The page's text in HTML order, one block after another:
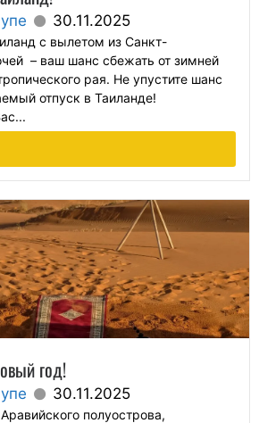
30.11.2025
с вылетом из Санкт-
– ваш шанс сбежать от зимней
рая. Не упустите шанс
отпуск в Таиланде!
год!
30.11.2025
полуострова,